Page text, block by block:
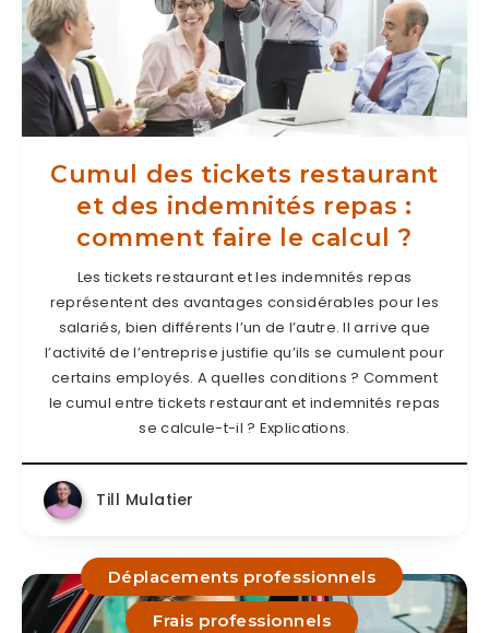
Cumul des tickets restaurant
et des indemnités repas :
comment faire le calcul ?
Les tickets restaurant et les indemnités repas
représentent des avantages considérables pour les
salariés, bien différents l’un de l’autre. Il arrive que
l’activité de l’entreprise justifie qu’ils se cumulent pour
certains employés. A quelles conditions ? Comment
le cumul entre tickets restaurant et indemnités repas
se calcule-t-il ? Explications.
Till Mulatier
Déplacements professionnels
Frais professionnels